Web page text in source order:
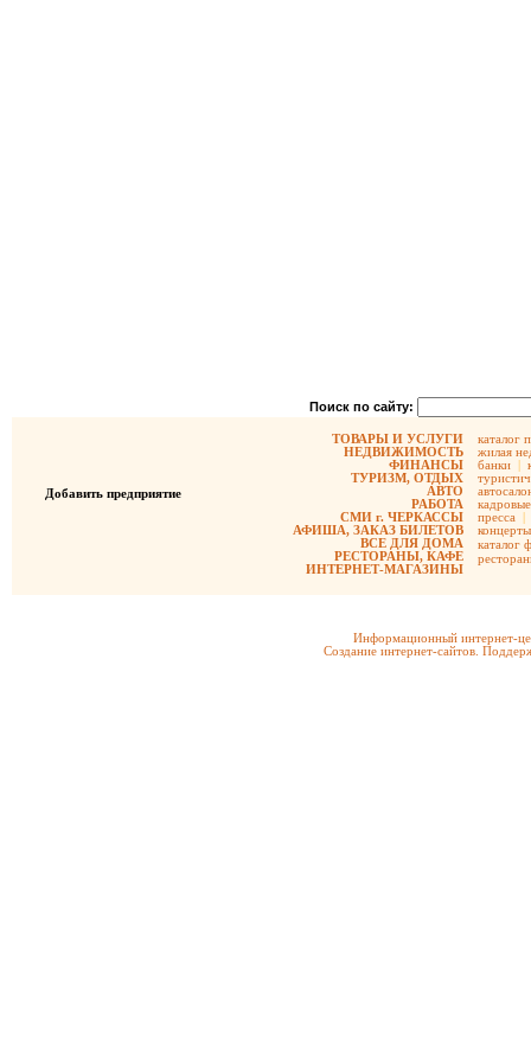
Поиск по сайту:
Добавить предприятие
ТОВАРЫ И УСЛУГИ
НЕДВИЖИМОСТЬ
ФИНАНСЫ
ТУРИЗМ, ОТДЫХ
АВТО
РАБОТА
СМИ г. ЧЕРКАССЫ
АФИША, ЗАКАЗ БИЛЕТОВ
ВСЕ ДЛЯ ДОМА
РЕСТОРАНЫ, КАФЕ
ИНТЕРНЕТ-МАГАЗИНЫ
каталог
жилая
банки |
пресса |
концерты
каталог
Информационный интернет-
Создание интернет-сайтов.